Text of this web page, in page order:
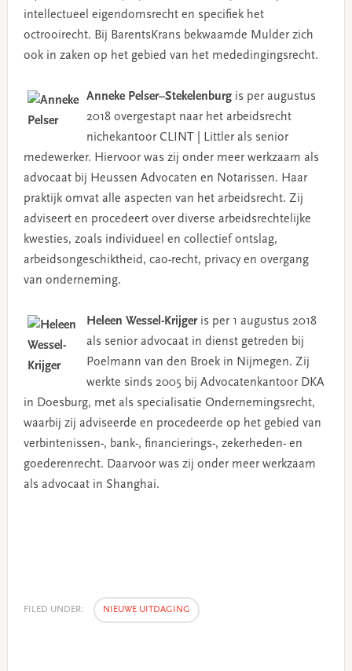
intellectueel eigendomsrecht en specifiek het
octrooirecht. Bij BarentsKrans bekwaamde Mulder zich
ook in zaken op het gebied van het mededingingsrecht.
Anneke Pelser–Stekelenburgis per augustus
2018 overgestapt naar het arbeidsrecht
nichekantoor CLINT | Littler als senior
medewerker. Hiervoor was zij onder meer werkzaam als
advocaat bij Heussen Advocaten en Notarissen. Haar
praktijk omvat alle aspecten van het arbeidsrecht. Zij
adviseert en procedeert over diverse arbeidsrechtelijke
kwesties, zoals individueel en collectief ontslag,
arbeidsongeschiktheid, cao-recht, privacy en overgang
van onderneming.
Heleen Wessel-Krijgeris per 1 augustus 2018
als senior advocaat in dienst getreden bij
Poelmann van den Broek in Nijmegen. Zij
werkte sinds 2005 bij Advocatenkantoor DKA
in Doesburg, met als specialisatie Ondernemingsrecht,
waarbij zij adviseerde en procedeerde op het gebied van
verbintenissen-, bank-, financierings-, zekerheden- en
goederenrecht. Daarvoor was zij onder meer werkzaam
als advocaat in Shanghai.
FILED UNDER: NIEUWE UITDAGING